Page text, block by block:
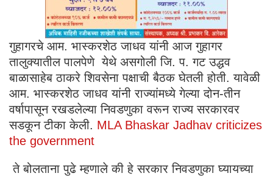
गुहागरचे आम. भास्करशेठ जाधव यांनी आज गुहागर
तालुक्यातील पालपेणे येथे असगोली जि. प. गट उद्धव
बाळासाहेब ठाकरे शिवसेना पक्षाची बैठक घेतली होती. यावेळी
आम. भास्करशेठ जाधव यांनी राज्यांमध्ये गेल्या दोन-तीन
वर्षापासून रखडलेल्या निवडणुका वरून राज्य सरकारवर
सडकून टीका केली. MLA Bhaskar Jadhav criticizes
the government
ते बोलताना पुढे म्हणाले की हे सरकार निवडणुका घ्यायच्या